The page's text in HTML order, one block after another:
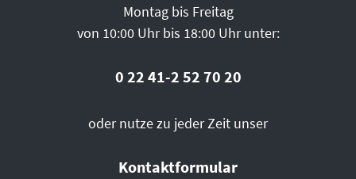
Montag bis Freitag
von 10:00 Uhr bis 18:00 Uhr unter:
0 22 41-2 52 70 20
oder nutze zu jeder Zeit unser
Kontaktformular